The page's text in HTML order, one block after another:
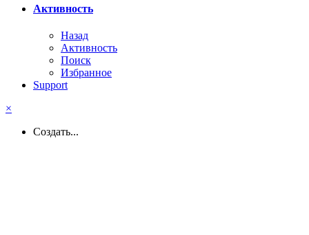
Активность
Назад
Активность
Поиск
Избранное
Support
×
Создать...